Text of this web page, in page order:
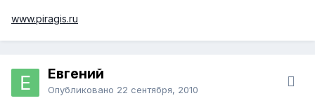
www.piragis.ru
Евгений
Опубликовано 22 сентября, 2010